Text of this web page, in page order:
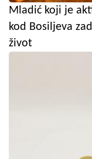
Mladić koji je
kod Bosiljeva
život